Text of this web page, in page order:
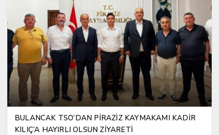
BULANCAK TSO’DAN PİRAZİZ KAYMAKAMI KADİR
KILIÇ’A HAYIRLI OLSUN ZİYARETİ